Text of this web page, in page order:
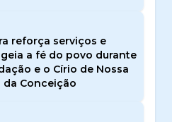
reforça serviços e
a fé do povo durante
e o Círio de Nossa
da Conceição